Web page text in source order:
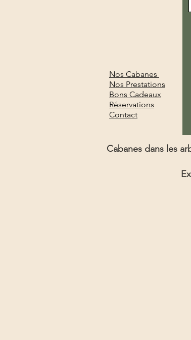
Nos Cabanes
Nos Prestations
Bons Cadeaux
Réservations
Contact
Cabanes dans les